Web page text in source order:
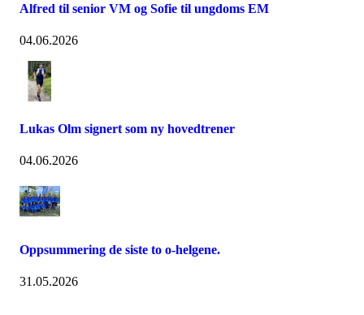
Alfred til senior VM og Sofie til ungdoms EM
04.06.2026
Lukas Olm signert som ny hovedtrener
04.06.2026
Oppsummering de siste to o-helgene.
31.05.2026